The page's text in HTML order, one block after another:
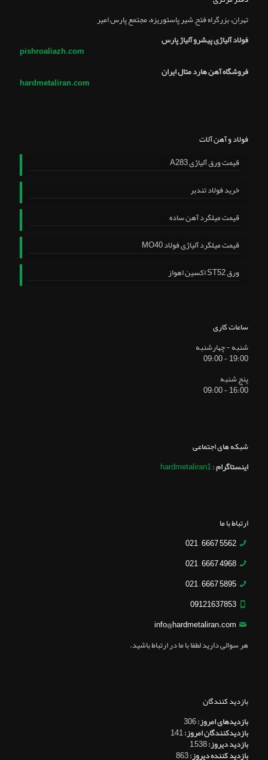
تهران، بزرگراه فتح, شير پاستوريزه، مجتمع پارس امير
فولاد آلیاژی پیشرو آلیاژ پارس
pishroaliazh.com
فروشگاه آهن هارد متال ایران
hardmetaliran.com
فولاد و آهن آلات
قیمت ورق آلیاژی A283
خرید فولاد تندبر
قیمت میلگرد آهن ساده
قیمت میلگرد آلیاژی فولاد MO40
ورق ST52 اکسین اهواز
ساعات کاری
شنبه - چهارشنبه
19:00 - 09:00
پنج شنبه
16:00 - 09:00
شبکه های اجتماعی
اینستاگرام:
hardmetaliran1
ارتباط با ما
5562 6667 – 021
4968 6667 – 021
5895 6667 – 021
09121637853
info@hardmetaliran.com
هر سوالی دارید لطفا با ما در ارتباط باشید.
بازدید کنندگان
بازدیدهای امروز:306
بازدیدکنندگان امروز:141
بازدید دیروز:1,538
بازدید کننده دیروز:863